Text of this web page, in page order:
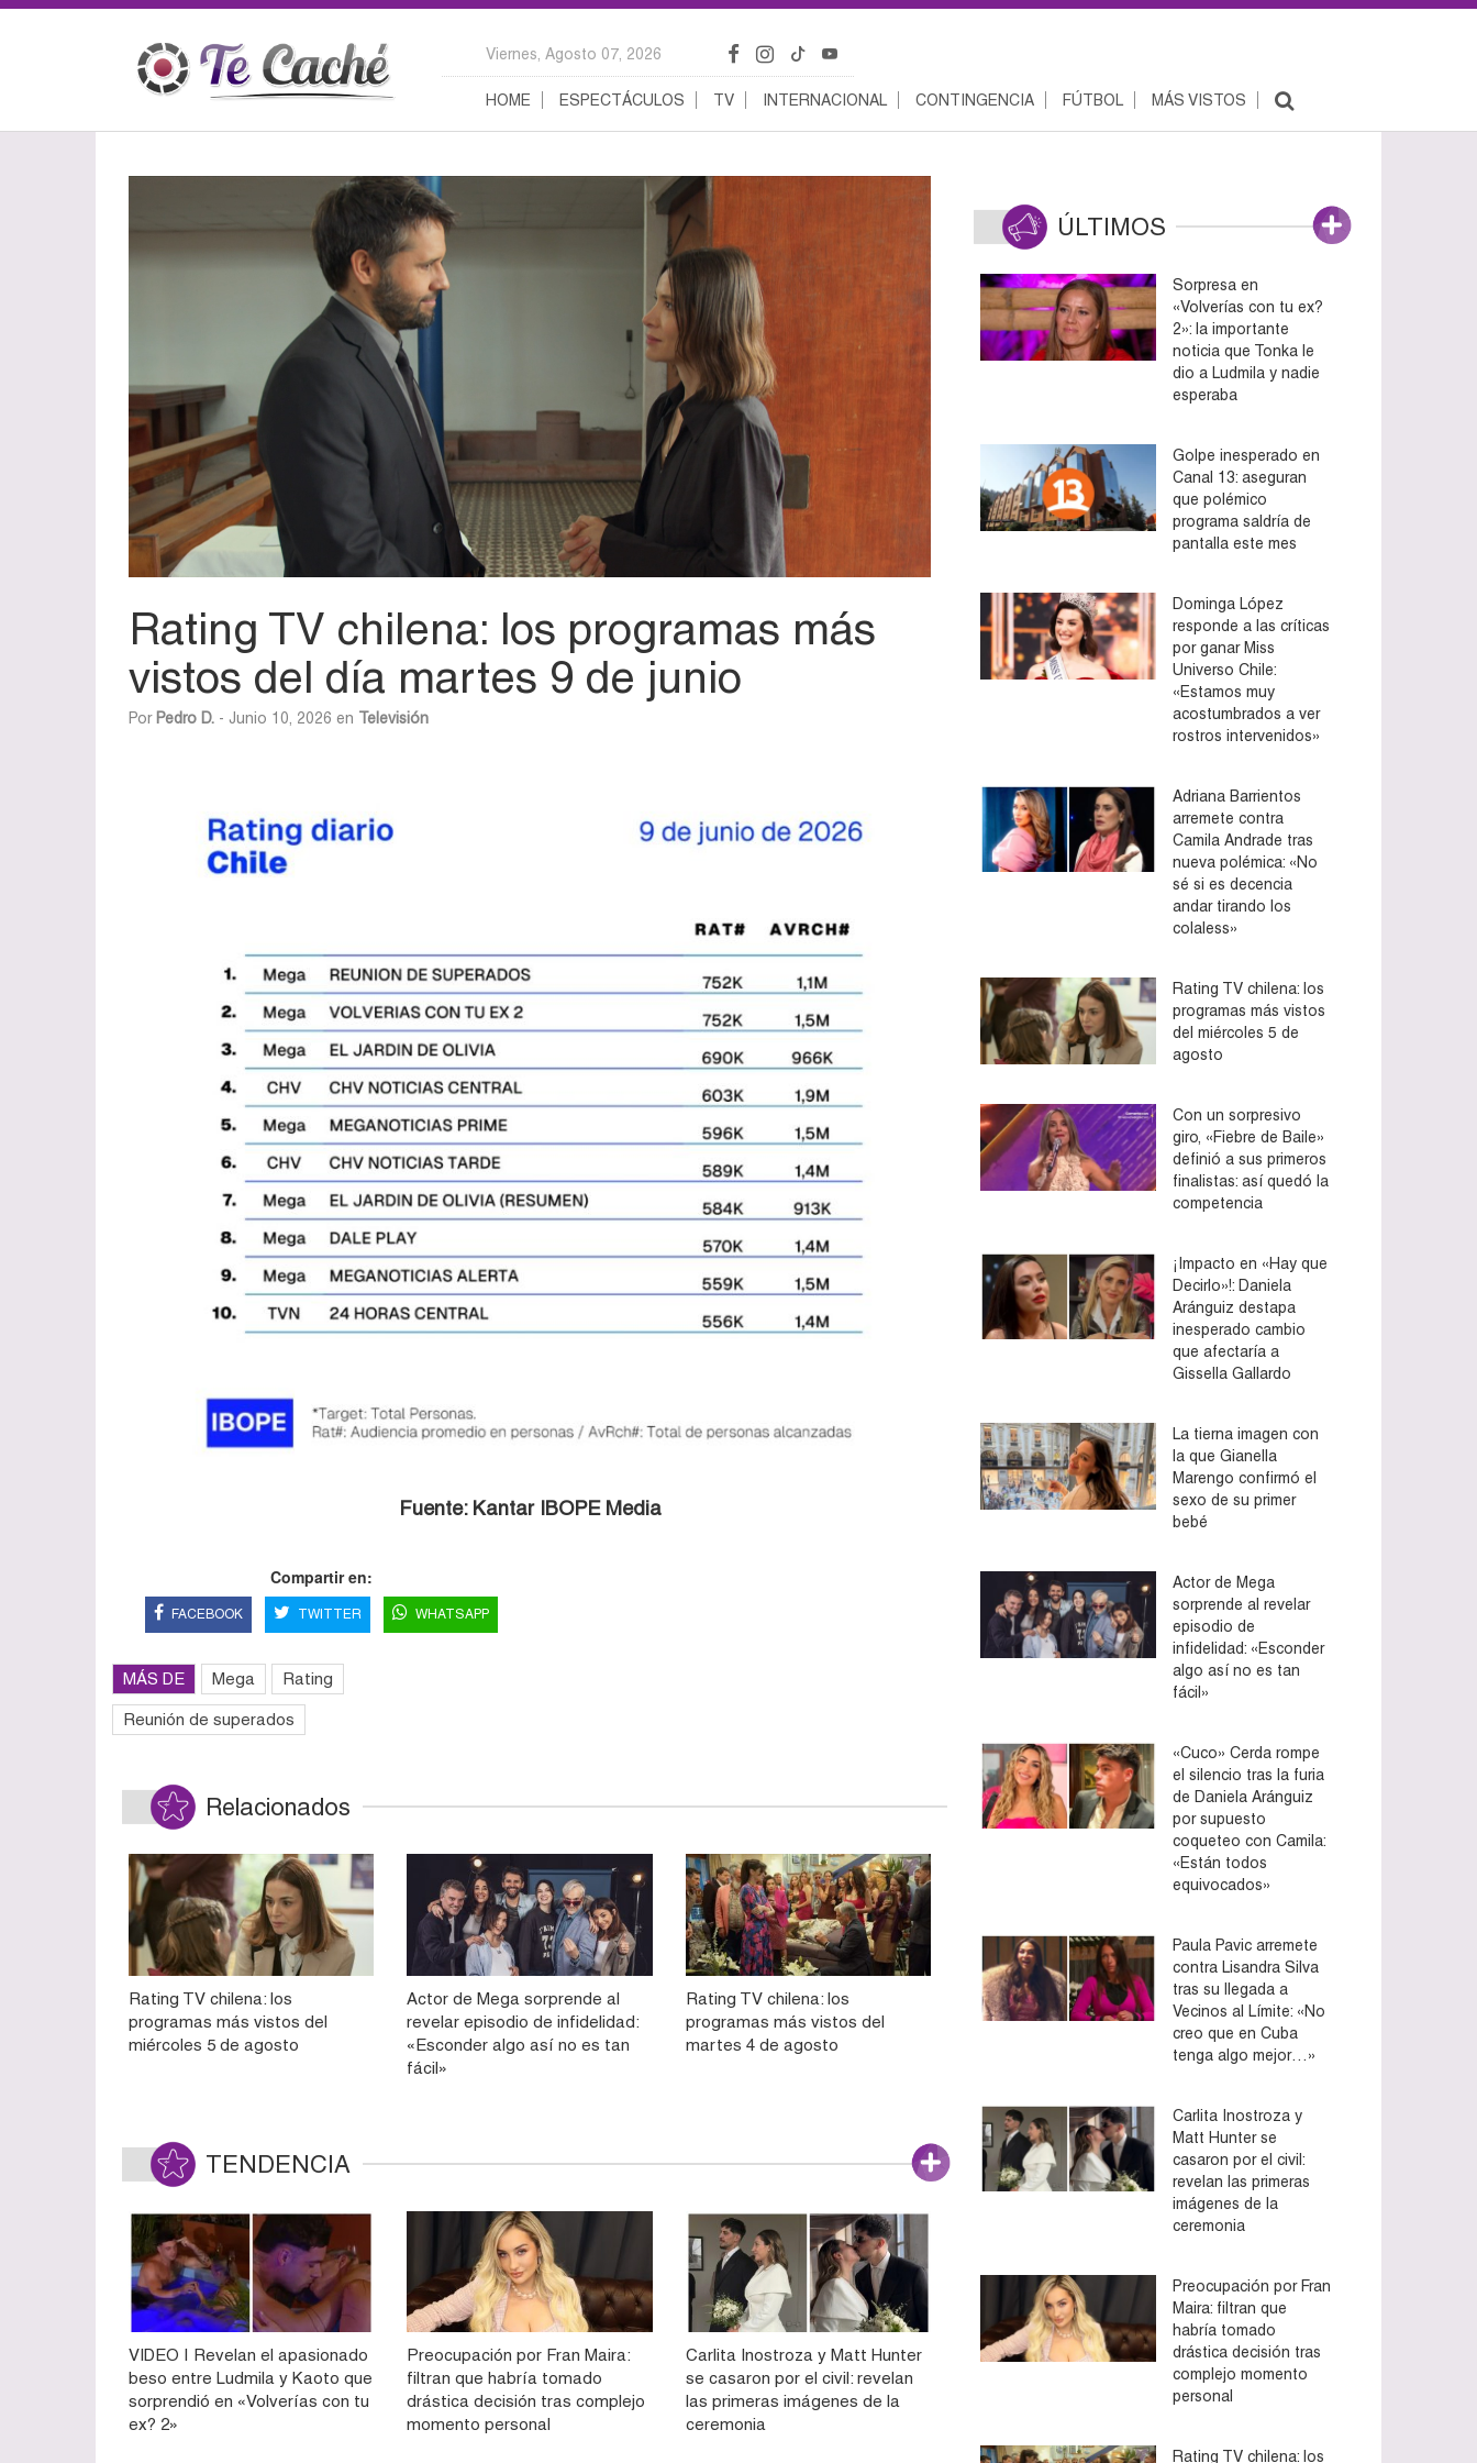
Viernes, Agosto 07, 2026
HOME ESPECTÁCULOS TV INTERNACIONAL CONTINGENCIA FÚTBOL MÁS VISTOS
Rating TV chilena: los programas más
vistos del día martes 9 de junio
Por Pedro D. - Junio 10, 2026 en Televisión
Fuente: Kantar IBOPE Media
Compartir en:
FACEBOOK TWITTER WHATSAPP
MÁS DE Mega Rating
Reunión de superados
Relacionados
Rating TV chilena: los
programas más vistos del
miércoles 5 de agosto
Actor de Mega sorprende al
revelar episodio de infidelidad:
«Esconder algo así no es tan
fácil»
Rating TV chilena: los
programas más vistos del
martes 4 de agosto
TENDENCIA
VIDEO | Revelan el apasionado
beso entre Ludmila y Kaoto que
sorprendió en «Volverías con tu
ex? 2»
Preocupación por Fran Maira:
filtran que habría tomado
drástica decisión tras complejo
momento personal
Carlita Inostroza y Matt Hunter
se casaron por el civil: revelan
las primeras imágenes de la
ceremonia
ÚLTIMOS
Sorpresa en
«Volverías con tu ex?
2»: la importante
noticia que Tonka le
dio a Ludmila y nadie
esperaba
Golpe inesperado en
Canal 13: aseguran
que polémico
programa saldría de
pantalla este mes
Dominga López
responde a las críticas
por ganar Miss
Universo Chile:
«Estamos muy
acostumbrados a ver
rostros intervenidos»
Adriana Barrientos
arremete contra
Camila Andrade tras
nueva polémica: «No
sé si es decencia
andar tirando los
colaless»
Rating TV chilena: los
programas más vistos
del miércoles 5 de
agosto
Con un sorpresivo
giro, «Fiebre de Baile»
definió a sus primeros
finalistas: así quedó la
competencia
¡Impacto en «Hay que
Decirlo»!: Daniela
Aránguiz destapa
inesperado cambio
que afectaría a
Gissella Gallardo
La tierna imagen con
la que Gianella
Marengo confirmó el
sexo de su primer
bebé
Actor de Mega
sorprende al revelar
episodio de
infidelidad: «Esconder
algo así no es tan
fácil»
«Cuco» Cerda rompe
el silencio tras la furia
de Daniela Aránguiz
por supuesto
coqueteo con Camila:
«Están todos
equivocados»
Paula Pavic arremete
contra Lisandra Silva
tras su llegada a
Vecinos al Límite: «No
creo que en Cuba
tenga algo mejor…»
Carlita Inostroza y
Matt Hunter se
casaron por el civil:
revelan las primeras
imágenes de la
ceremonia
Preocupación por Fran
Maira: filtran que
habría tomado
drástica decisión tras
complejo momento
personal
Rating TV chilena: los